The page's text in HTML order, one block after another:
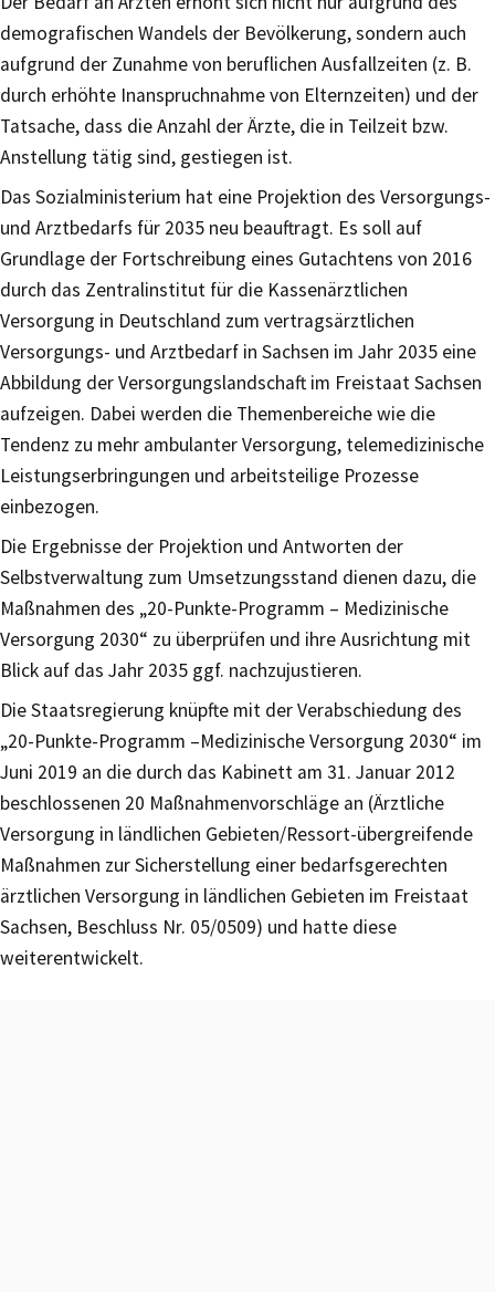
demografischen Wandels der Bevölkerung, sondern auch
aufgrund der Zunahme von beruflichen Ausfallzeiten (z. B.
durch erhöhte Inanspruchnahme von Elternzeiten) und der
Tatsache, dass die Anzahl der Ärzte, die in Teilzeit bzw.
Anstellung tätig sind, gestiegen ist.
Das Sozialministerium hat eine Projektion des Versorgungs-
und Arztbedarfs für 2035 neu beauftragt. Es soll auf
Grundlage der Fortschreibung eines Gutachtens von 2016
durch das Zentralinstitut für die Kassenärztlichen
Versorgung in Deutschland zum vertragsärztlichen
Versorgungs- und Arztbedarf in Sachsen im Jahr 2035 eine
Abbildung der Versorgungslandschaft im Freistaat Sachsen
aufzeigen. Dabei werden die Themenbereiche wie die
Tendenz zu mehr ambulanter Versorgung, telemedizinische
Leistungserbringungen und arbeitsteilige Prozesse
einbezogen.
Die Ergebnisse der Projektion und Antworten der
Selbstverwaltung zum Umsetzungsstand dienen dazu, die
Maßnahmen des „20-Punkte-Programm – Medizinische
Versorgung 2030“ zu überprüfen und ihre Ausrichtung mit
Blick auf das Jahr 2035 ggf. nachzujustieren.
Die Staatsregierung knüpfte mit der Verabschiedung des
„20-Punkte-Programm –Medizinische Versorgung 2030“ im
Juni 2019 an die durch das Kabinett am 31. Januar 2012
beschlossenen 20 Maßnahmenvorschläge an (Ärztliche
Versorgung in ländlichen Gebieten/Ressort-übergreifende
Maßnahmen zur Sicherstellung einer bedarfsgerechten
ärztlichen Versorgung in ländlichen Gebieten im Freistaat
Sachsen, Beschluss Nr. 05/0509) und hatte diese
weiterentwickelt.